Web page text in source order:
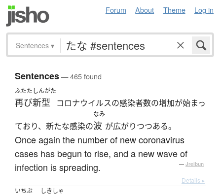
Forum About Theme Log in
Sentences ▾
Sentences— 465 found
ふたた
再び
しんがた
新型 コロナウイルスの感染者数の増加が始まっ
ており、新たな感染の
なみ
波 が広がりつつある。
Once again the number of new coronavirus
cases has begun to rise, and a new wave of
infection is spreading.
— Jreibun
Details ▸
いちぶ
しきしゃ